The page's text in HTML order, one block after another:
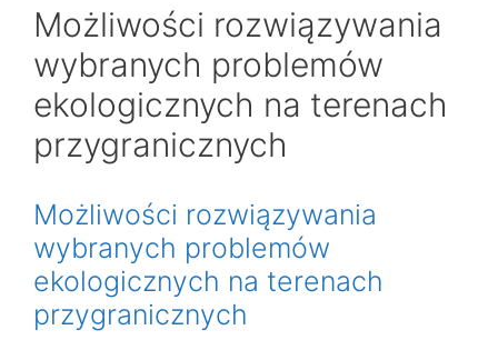
Możliwości rozwiązywania
wybranych problemów
ekologicznych na terenach
przygranicznych
Możliwości rozwiązywania
wybranych problemów
ekologicznych na terenach
przygranicznych